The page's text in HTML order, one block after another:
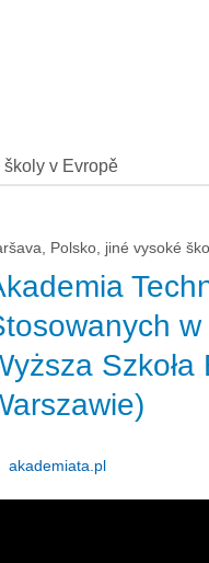
školy v Evropě
Polsko, jiné vysoké
akademiata.pl